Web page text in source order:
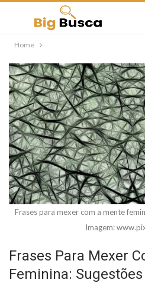
Home
Frases para mexer com a mente
Imagem:
Frases Para Mexer
Feminina: